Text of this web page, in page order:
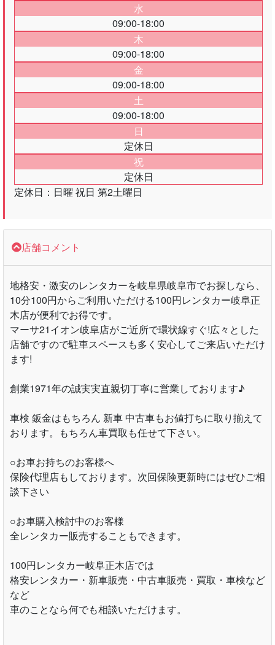
水
09:00-18:00
木
09:00-18:00
金
09:00-18:00
土
09:00-18:00
日
定休日
祝
定休日
定休日：日曜 祝日 第2土曜日
店舗コメント
地格安・激安のレンタカーを岐阜県岐阜市でお探しなら、
10分100円からご利用いただける100円レンタカー岐阜正
木店が便利でお得です。
マーサ21イオン岐阜店がご近所で環状線すぐ!広々とした
店舗ですので駐車スペースも多く安心してご来店いただけ
ます!
創業1971年の誠実実直親切丁寧に営業しております♪
車検 鈑金はもちろん 新車 中古車もお値打ちに取り揃えて
おります。もちろん車買取も任せて下さい。
○お車お持ちのお客様へ
保険代理店もしております。次回保険更新時にはぜひご相
談下さい
○お車購入検討中のお客様
全レンタカー販売することもできます。
100円レンタカー岐阜正木店では
格安レンタカー・新車販売・中古車販売・買取・車検など
など
車のことなら何でも相談いただけます。